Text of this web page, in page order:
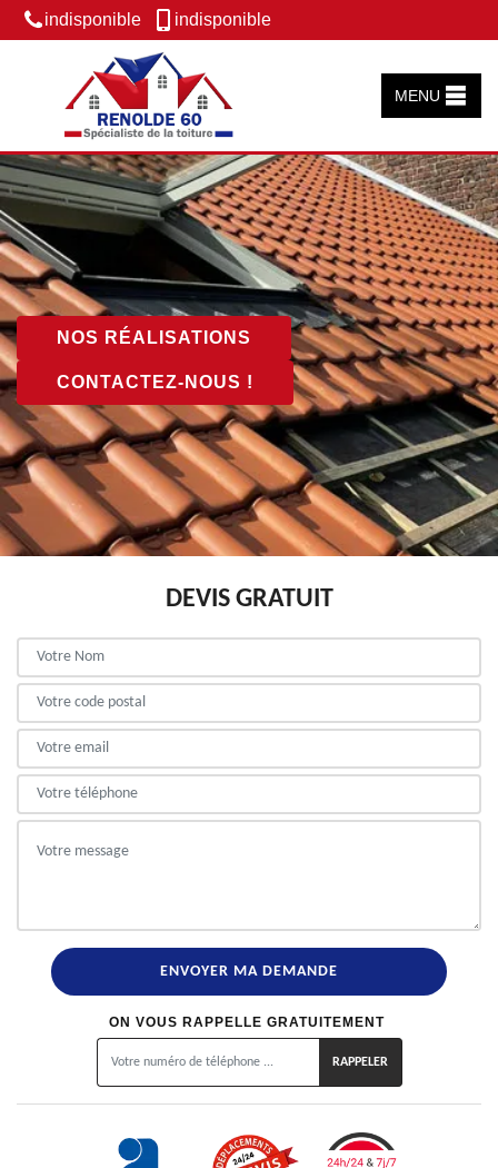
indisponible indisponible
MENU
NOS RÉALISATIONS
CONTACTEZ-NOUS !
DEVIS GRATUIT
ON VOUS RAPPELLE GRATUITEMENT